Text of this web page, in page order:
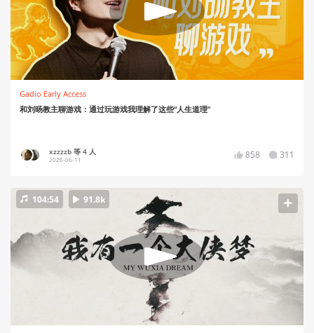
Gadio Early Access
和刘旸教主聊游戏：通过玩游戏我理解了这些“人生道理”
xzzzzb 等 4 人
2026-06-11 858 311
104:54 91.8k